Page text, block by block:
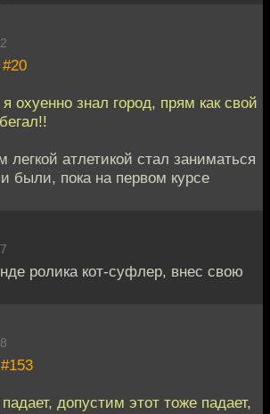
#20
я охуенно знал город, прям как свой
легкой атлетикой стал заниматься
были, пока на первом курсе
ролика кот-суфлер, внес свою
#153
допустим этот тоже падает,